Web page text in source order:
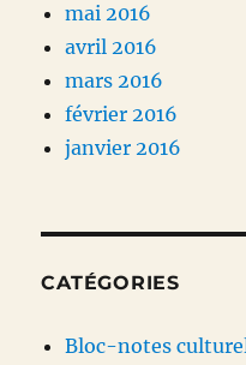
mai 2016
avril 2016
mars 2016
février 2016
janvier 2016
CATÉGORIES
Bloc-notes